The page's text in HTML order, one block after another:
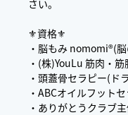
さい。
⚜️資格⚜️
・脳もみ nomomi®︎(
・(株)YouLu 筋肉・
・頭蓋骨セラピー(ド
・ABCオイルフット
・ありがとうクラブ